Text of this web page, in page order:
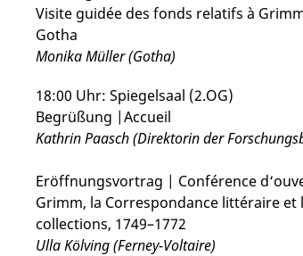
Visite guidée des fonds relatifs à
Gotha
Monika Müller (Gotha)
18:00 Uhr: Spiegelsaal (2.OG)
Begrüßung |Accueil
Kathrin Paasch (Direktorin der
Eröffnungsvortrag | Conférence
Grimm, la Correspondance littéraire et
collections, 1749–1772
Ulla Kölving (Ferney-Voltaire)